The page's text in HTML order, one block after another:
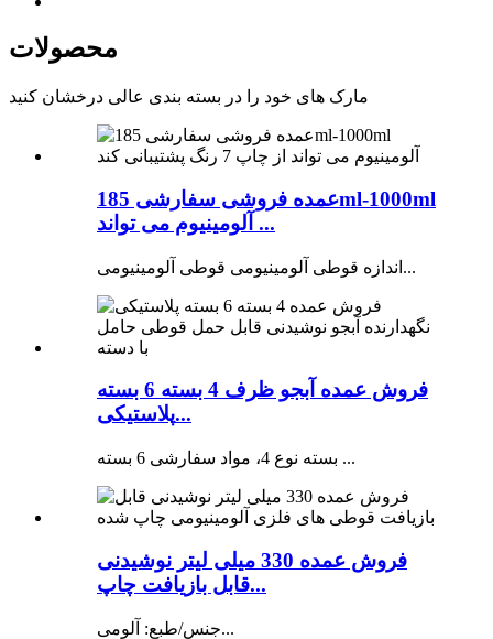
محصولات
مارک های خود را در بسته بندی عالی درخشان کنید
عمده فروشی سفارشی 185ml-1000ml
آلومینیوم می تواند ...
اندازه قوطی آلومینیومی قوطی آلومینیومی...
فروش عمده آبجو ظرف 4 بسته 6 بسته
پلاستیکی...
بسته نوع 4، مواد سفارشی 6 بسته ...
فروش عمده 330 میلی لیتر نوشیدنی
قابل بازیافت چاپ...
جنس/طبع: آلومی...